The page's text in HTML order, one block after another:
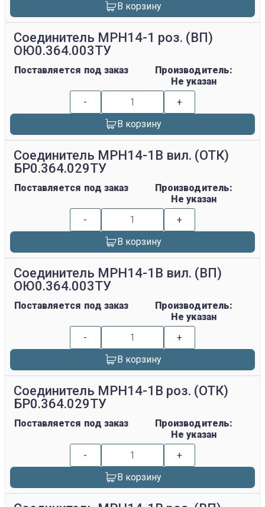
В корзину
Соединитель МРН14-1 роз. (ВП)
ОЮ0.364.003ТУ
Поставляется под заказ
Производитель:
Не указан
-
+
В корзину
Соединитель МРН14-1В вил. (ОТК)
БР0.364.029ТУ
Поставляется под заказ
Производитель:
Не указан
-
+
В корзину
Соединитель МРН14-1В вил. (ВП)
ОЮ0.364.003ТУ
Поставляется под заказ
Производитель:
Не указан
-
+
В корзину
Соединитель МРН14-1В роз. (ОТК)
БР0.364.029ТУ
Поставляется под заказ
Производитель:
Не указан
-
+
В корзину